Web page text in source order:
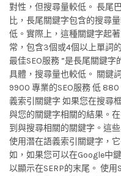
對性，但搜尋量較低。 長尾
比，長尾關鍵字包含的搜尋
低。實際上，這種關鍵字起
常，包含3個或4個以上單詞
最佳SEO服務 ”是長尾關鍵
具體，搜尋量也較低。 關鍵
9900 專業的SEO服務 低
義索引關鍵字 如果您在搜尋
與您的關鍵字相關的結果。
到與搜尋相關的關鍵字。這
使用潛在語義索引關鍵字，
如，如果您可以在Google中
以顯示在SERP的末尾。 使